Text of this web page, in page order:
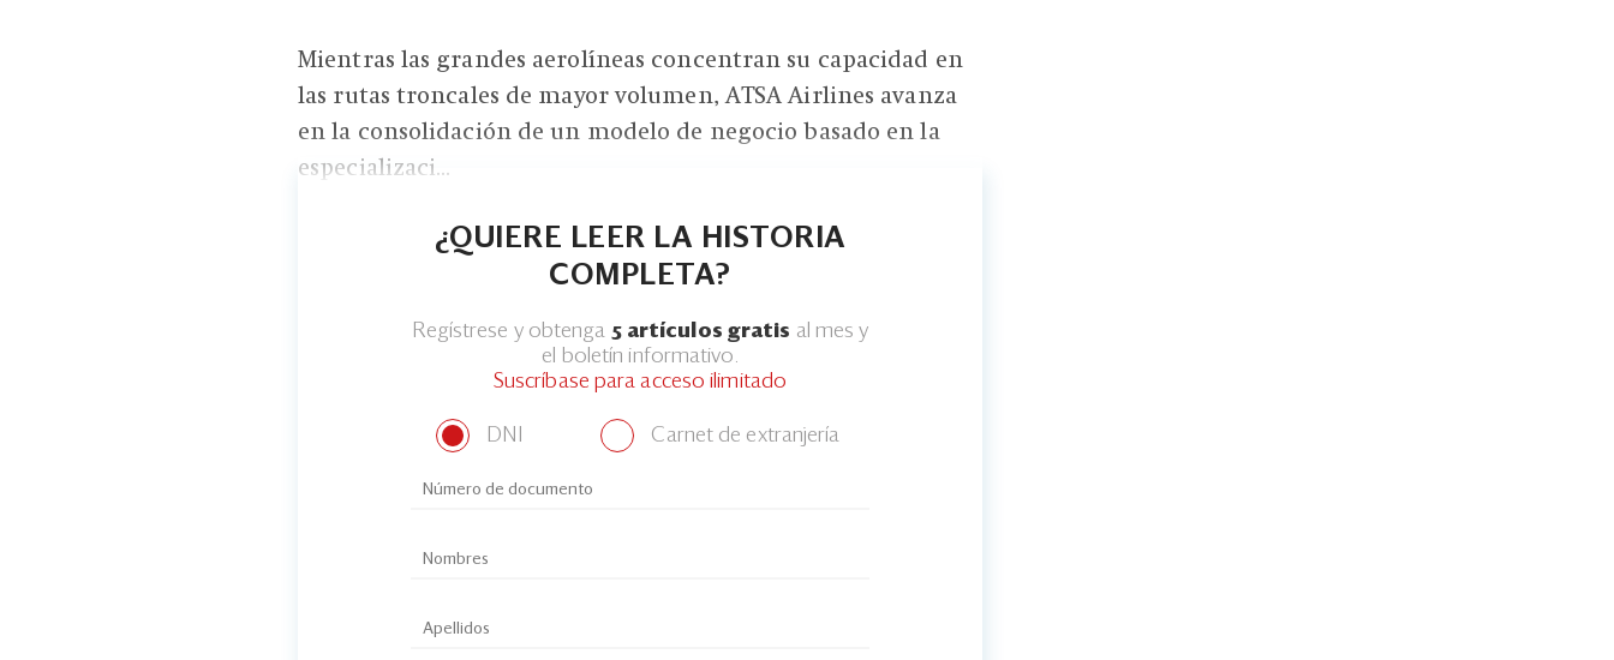
Mientras las grandes aerolíneas concentran su capacidad en
las rutas troncales de mayor volumen, ATSA Airlines avanza
en la consolidación de un modelo de negocio basado en la
especializaci...
¿QUIERE LEER LA HISTORIA
COMPLETA?
Regístrese y obtenga 5 artículos gratis al mes y
el boletín informativo.
Suscríbase para acceso ilimitado
DNI Carnet de extranjería